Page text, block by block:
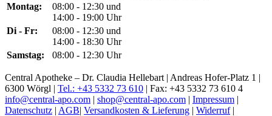
Montag:
08:00 - 12:30 und
14:00 - 19:00 Uhr
Di - Fr:
08:00 - 12:30 und
14:00 - 18:30 Uhr
Samstag:
08:00 - 12:30 Uhr
Central Apotheke – Dr. Claudia Hellebart | Andreas Hofer-Platz 1 |
6300 Wörgl | Tel.: +43 5332 73 610 | Fax: +43 5332 73 610 4
info@central-apo.com | shop@central-apo.com | Impressum |
Datenschutz | AGB| Versandkosten & Lieferung | Widerruf|